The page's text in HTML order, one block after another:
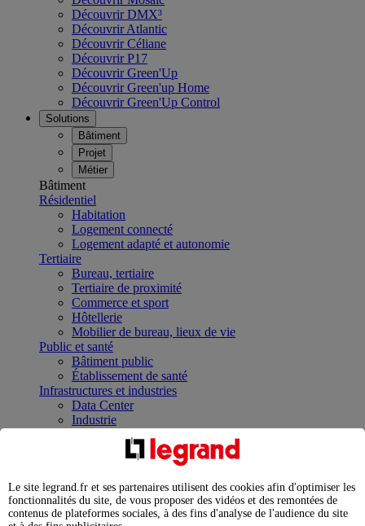
Découvrir DMX³
Découvrir Atlantic
Découvrir Céliane
Découvrir P17
Découvrir Green'Up
Découvrir Green'up Home
Découvrir Green'Up Control
Solutions
Bâtiment
Projet
Métier
Bâtiment
Résidentiel
Habitation
Logement connecté
Logement adapté et autonomie
Tertiaire
Bureau, tertiaire
Tertiaire de proximité
Commerce et sport
Hôtellerie
Mobilier de bureau, lieux de vie
Public et santé
Bâtiment public
Établissement de santé
Infrastructures et industries
Data Center
Industrie
Infrastructures
Contrôler et planifier le fonctionnement des appareils
Répartir et optimiser son tableau électrique
Legrand Data Center Solutions : concentrer les
expertises au service de vos performances
Le site legrand.fr et ses partenaires utilisent des cookies afin d'optimiser les
fonctionnalités du site, de vous proposer des vidéos et des remontées de
contenus de plateformes sociales, à des fins d'analyse de l'audience du site